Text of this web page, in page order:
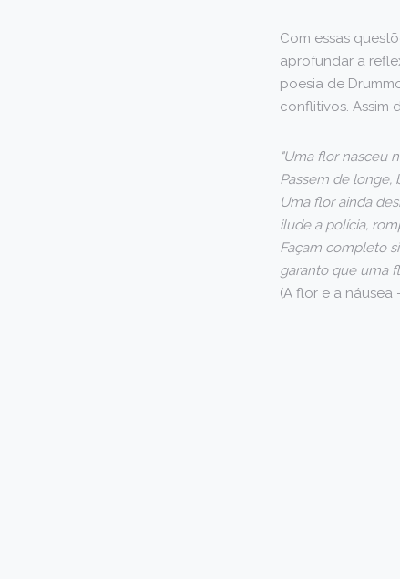
Com essas
aprofundar a
poesia de
conflitivos. Assim
"Uma flor nasceu
Passem de longe,
Uma flor ainda
ilude a polícia,
Façam completo
garanto que uma
(A flor e a náusea